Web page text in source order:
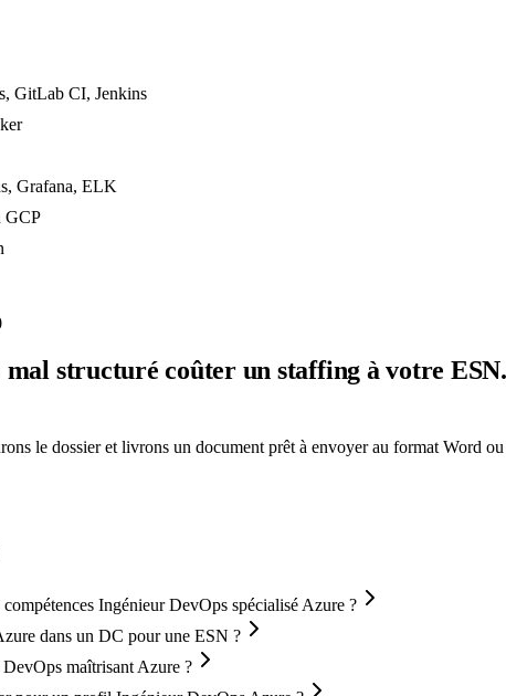
GitLab CI, Jenkins
Grafana, ELK
GCP
mal structuré coûter un staffing à votre
le dossier et livrons un document prêt à envoyer au format Word
Ingénieur DevOps spécialisé Azure ?
dans un DC pour une ESN ?
maîtrisant Azure ?